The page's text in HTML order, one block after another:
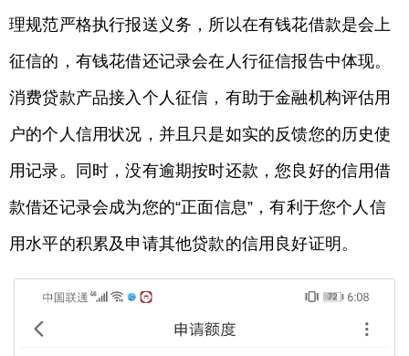
理规范严格执行报送义务，所以在有钱花借款是会上
征信的，有钱花借还记录会在人行征信报告中体现。
消费贷款产品接入个人征信，有助于金融机构评估用
户的个人信用状况，并且只是如实的反馈您的历史使
用记录。同时，没有逾期按时还款，您良好的信用借
款借还记录会成为您的“正面信息”，有利于您个人信
用水平的积累及申请其他贷款的信用良好证明。